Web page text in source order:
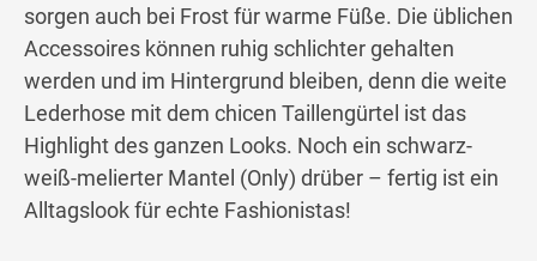
sorgen auch bei Frost für warme Füße. Die üblichen
Accessoires können ruhig schlichter gehalten
werden und im Hintergrund bleiben, denn die weite
Lederhose mit dem chicen Taillengürtel ist das
Highlight des ganzen Looks. Noch ein schwarz-
weiß-melierter Mantel (Only) drüber – fertig ist ein
Alltagslook für echte Fashionistas!